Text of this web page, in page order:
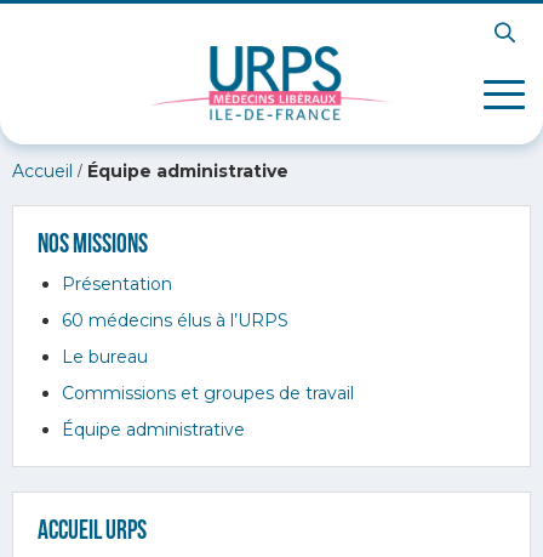
Accueil / Équipe administrative
Nos missions
Présentation
60 médecins élus à l’URPS
Le bureau
Commissions et groupes de travail
Équipe administrative
Accueil URPS